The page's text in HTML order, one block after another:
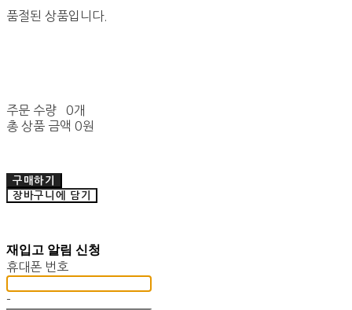
품절된 상품입니다.
주문 수량
0개
총 상품 금액 0원
구매하기
장바구니에 담기
재입고 알림 신청
휴대폰 번호
-